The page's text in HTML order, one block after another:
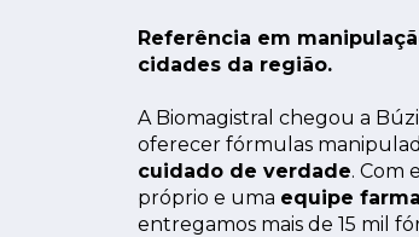
Referência em
cidades da região.
A Biomagistral chegou a
oferecer fórmulas
cuidado de verdade. Com
próprio e uma equipe
entregamos mais de 15 mil